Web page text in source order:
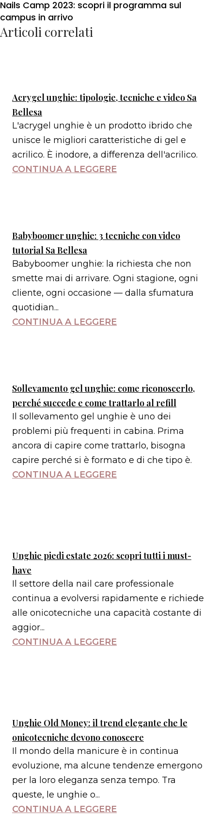
Nails Camp 2023: scopri il programma sul
campus in arrivo
Articoli correlati
Acrygel unghie: tipologie, tecniche e video Sa
Bellesa
L'acrygel unghie è un prodotto ibrido che
unisce le migliori caratteristiche di gel e
acrilico. È inodore, a differenza dell'acrilico.
CONTINUA A LEGGERE
Babyboomer unghie: 3 tecniche con video
tutorial Sa Bellesa
Babyboomer unghie: la richiesta che non
smette mai di arrivare. Ogni stagione, ogni
cliente, ogni occasione — dalla sfumatura
quotidian...
CONTINUA A LEGGERE
Sollevamento gel unghie: come riconoscerlo,
perché succede e come trattarlo al refill
Il sollevamento gel unghie è uno dei
problemi più frequenti in cabina. Prima
ancora di capire come trattarlo, bisogna
capire perché si è formato e di che tipo è.
CONTINUA A LEGGERE
Unghie piedi estate 2026: scopri tutti i must-
have
Il settore della nail care professionale
continua a evolversi rapidamente e richiede
alle onicotecniche una capacità costante di
aggior...
CONTINUA A LEGGERE
Unghie Old Money: il trend elegante che le
onicotecniche devono conoscere
Il mondo della manicure è in continua
evoluzione, ma alcune tendenze emergono
per la loro eleganza senza tempo. Tra
queste, le unghie o...
CONTINUA A LEGGERE